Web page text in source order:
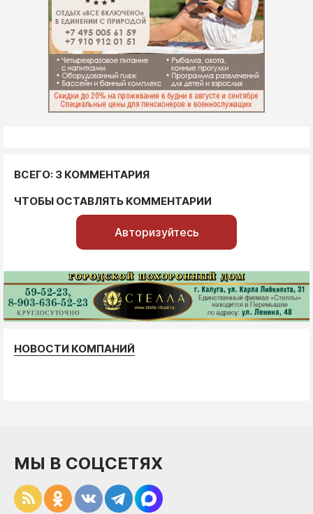
ВСЕГО: 3 КОММЕНТАРИЯ
ЧТОБЫ ОСТАВЛЯТЬ КОММЕНТАРИИ
Авторизуйтесь
НОВОСТИ КОМПАНИЙ
МЫ В СОЦСЕТЯХ